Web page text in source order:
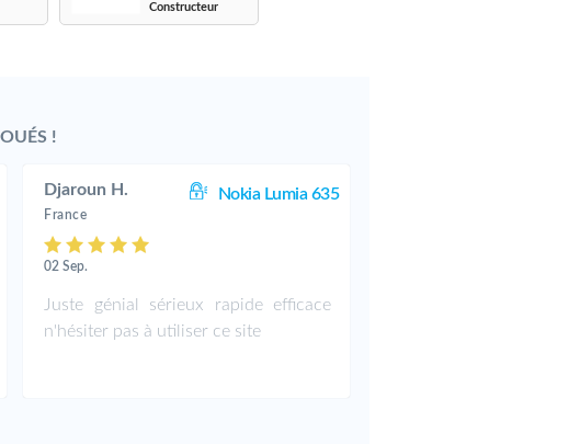
Constructeur
!
Djaroun H. Nokia Lumia 635
France
02 Sep.
Juste génial sérieux rapide efficace
n'hésiter pas à utiliser ce site